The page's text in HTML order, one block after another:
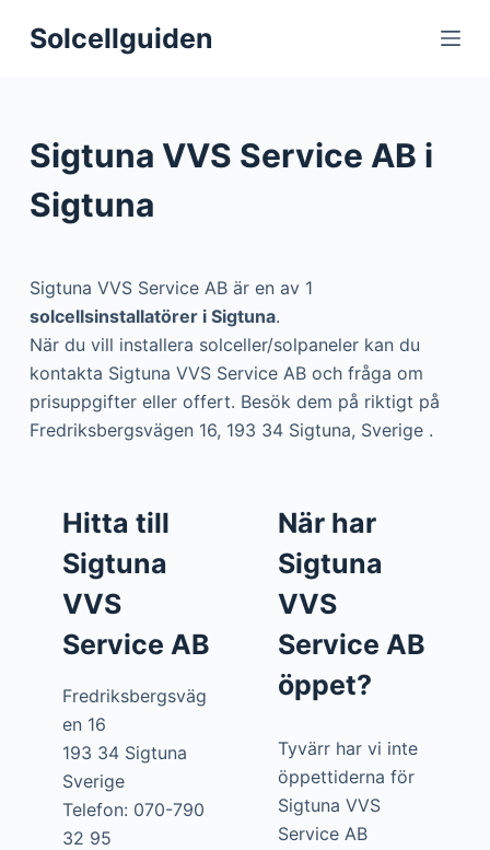
S
o
c
e
n
Solcellguiden
Sigtuna VVS Service AB i
Sigtuna
Sigtuna VVS Service AB är en av 1
solcellsinstallatörer i Sigtuna.
När du vill installera solceller/solpaneler kan du
kontakta Sigtuna VVS Service AB och fråga om
prisuppgifter eller offert. Besök dem på riktigt på
Fredriksbergsvägen 16, 193 34 Sigtuna, Sverige .
Hitta till
Sigtuna
VVS
Service AB
Fredriksbergsväg
en 16
193 34 Sigtuna
Sverige
Telefon: 070-790
32 95
När har
Sigtuna
VVS
Service AB
öppet?
Tyvärr har vi inte
öppettiderna för
Sigtuna VVS
Service AB